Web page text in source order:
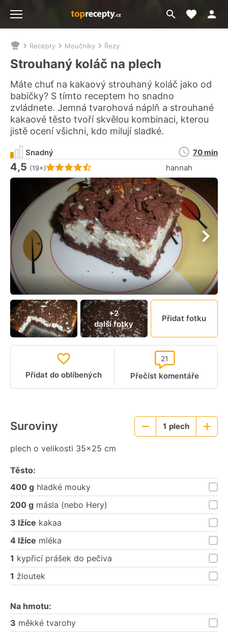
Přejít
na
Moje
Nacházíte
se
zde:
Recepty Moučníky Řezy
Strouhaný koláč na plech
Máte chuť na kakaový strouhaný koláč jako od
babičky? S tímto receptem ho snadno
zvládnete. Jemná tvarohová náplň a strouhané
kakaové těsto tvoří skvělou kombinaci, kterou
jistě ocení všichni, kdo milují sladké.
Hodnocení receptu je
4,5 (19×) hannah
Snadný
Doba
70 min
+2
další fotky
Přidat fotku
Přidat do oblíbených Přečíst komentáře
21
Suroviny
plech o velikosti 35x25 cm
Menší
1 plech
Větší
Těsto:
400 g hladké mouky
200 g másla (nebo Hery)
3 lžíce kakaa
4 lžíce mléka
1 kypřicí prášek do pečiva
1 žloutek
Na hmotu:
3 měkké tvarohy